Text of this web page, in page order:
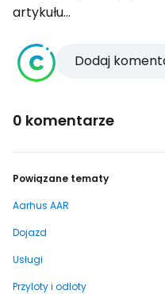
artykułu...
Dodaj
0 komentarze
Powiązane tematy
Aarhus AAR
Dojazd
Usługi
Przyloty i odloty